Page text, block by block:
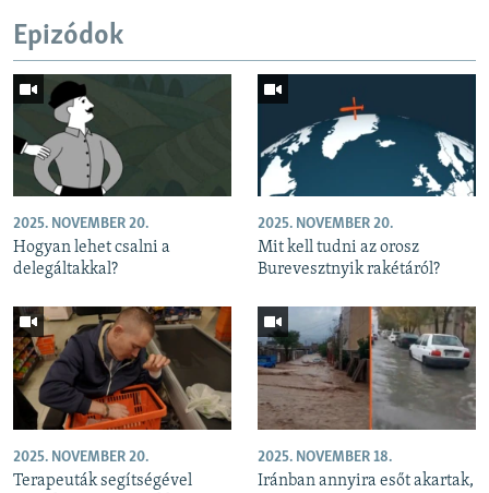
Epizódok
2025. NOVEMBER 20.
Hogyan lehet csalni a
delegáltakkal?
2025. NOVEMBER 20.
Mit kell tudni az orosz
Burevesztnyik rakétáról?
2025. NOVEMBER 20.
Terapeuták segítségével
2025. NOVEMBER 18.
Iránban annyira esőt akartak,